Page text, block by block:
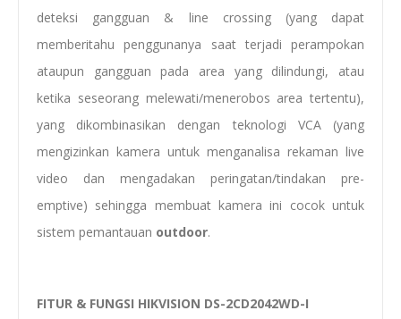
deteksi gangguan & line crossing (yang dapat
memberitahu penggunanya saat terjadi perampokan
ataupun gangguan pada area yang dilindungi, atau
ketika seseorang melewati/menerobos area tertentu),
yang dikombinasikan dengan teknologi VCA (yang
mengizinkan kamera untuk menganalisa rekaman live
video dan mengadakan peringatan/tindakan pre-
emptive) sehingga membuat kamera ini cocok untuk
sistem pemantauan outdoor.
FITUR & FUNGSI HIKVISION DS-2CD2042WD-I